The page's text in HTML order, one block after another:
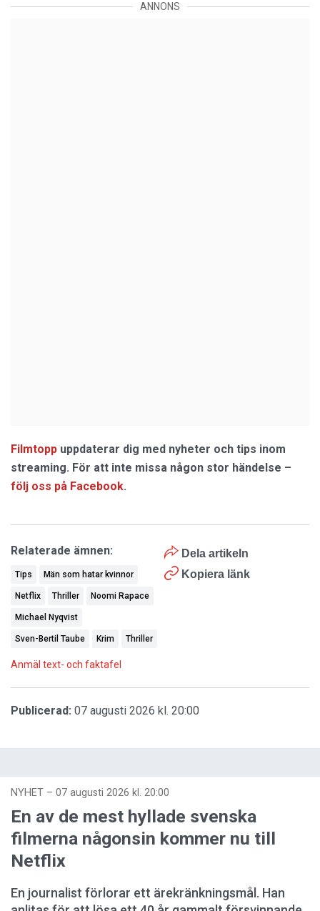
ANNONS
Filmtopp uppdaterar dig med nyheter och tips inom
streaming. För att inte missa någon stor händelse –
följ oss på Facebook.
Dela artikeln
Kopiera länk
Relaterade ämnen:
Tips Män som hatar kvinnor
Netflix Thriller Noomi Rapace
Michael Nyqvist
Sven-Bertil Taube Krim Thriller
Anmäl text- och faktafel
Publicerad: 07 augusti 2026 kl. 20:00
NYHET – 07 augusti 2026 kl. 20:00
En av de mest hyllade svenska
filmerna någonsin kommer nu till
Netflix
En journalist förlorar ett ärekränkningsmål. Han